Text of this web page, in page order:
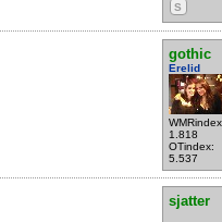
S
gothic
Erelid
1.818
OTindex:
5.537
sjatter